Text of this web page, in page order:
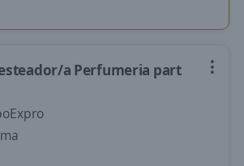
a Perfumeria part